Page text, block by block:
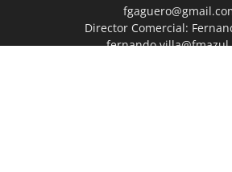
Director Comercial: